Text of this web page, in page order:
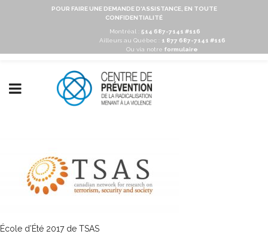
POUR FAIRE UNE DEMANDE D'ASSISTANCE, EN TOUTE
CONFIDENTIALITÉ
Montréal : 514 687-7141 #116
Ailleurs au Québec :
1 877 687-7141 #116
Ou via notre formulaire
École d’Été 2017 de TSAS